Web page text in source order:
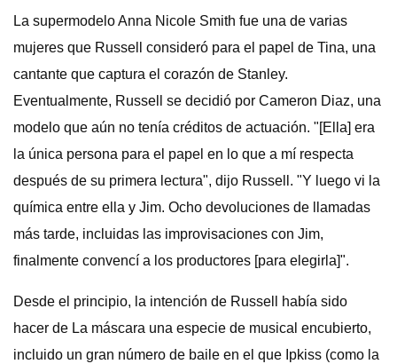
La supermodelo Anna Nicole Smith fue una de varias
mujeres que Russell consideró para el papel de Tina, una
cantante que captura el corazón de Stanley.
Eventualmente, Russell se decidió por Cameron Diaz, una
modelo que aún no tenía créditos de actuación. "[Ella] era
la única persona para el papel en lo que a mí respecta
después de su primera lectura", dijo Russell. "Y luego vi la
química entre ella y Jim. Ocho devoluciones de llamadas
más tarde, incluidas las improvisaciones con Jim,
finalmente convencí a los productores [para elegirla]".
Desde el principio, la intención de Russell había sido
hacer de La máscara una especie de musical encubierto,
incluido un gran número de baile en el que Ipkiss (como la